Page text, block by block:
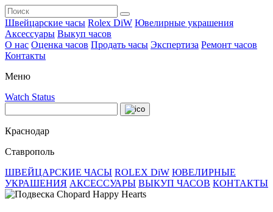
Швейцарские часы Rolex DiW Ювелирные украшения
Аксессуары Выкуп часов
О нас Оценка часов Продать часы Экспертиза Ремонт часов
Контакты
Меню
Watch Status
Краснодар
Ставрополь
ШВЕЙЦАРСКИЕ ЧАСЫ ROLEX DiW ЮВЕЛИРНЫЕ
УКРАШЕНИЯ АКСЕССУАРЫ ВЫКУП ЧАСОВ КОНТАКТЫ